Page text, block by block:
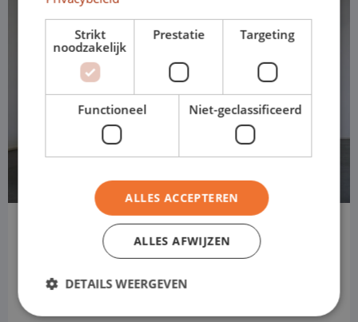
Opel Vivaro
L3H1 Dubbele Cabine
Handgeschakeld
Strikt
noodzakelijk
Prestatie Targeting
Functioneel Niet-geclassificeerd
ALLES ACCEPTEREN
ALLES AFWIJZEN
DETAILS WEERGEVEN